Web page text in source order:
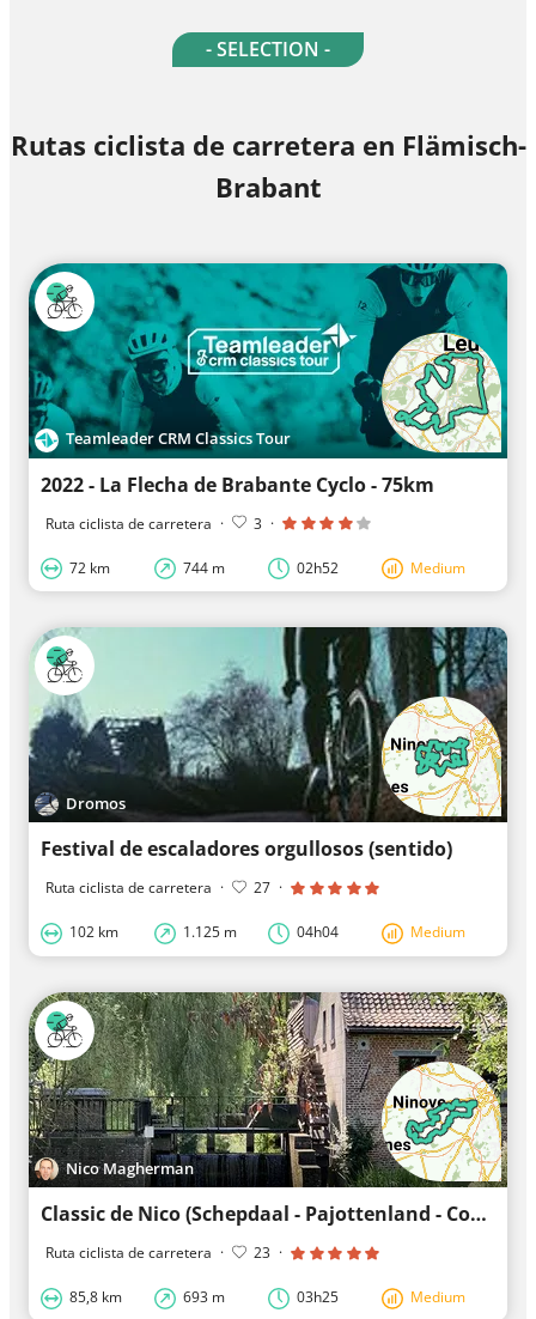
- SELECTION -
Rutas ciclista de carretera en Flämisch-
Brabant
Teamleader CRM Classics Tour
2022 - La Flecha de Brabante Cyclo - 75km
Ruta ciclista de carretera · 3 ·
72 km 744 m 02h52 Medium
Dromos
Festival de escaladores orgullosos (sentido)
Ruta ciclista de carretera · 27 ·
102 km 1.125 m 04h04 Medium
Nico Magherman
Classic de Nico (Schepdaal - Pajottenland - Congoberg)
Ruta ciclista de carretera · 23 ·
85,8 km 693 m 03h25 Medium